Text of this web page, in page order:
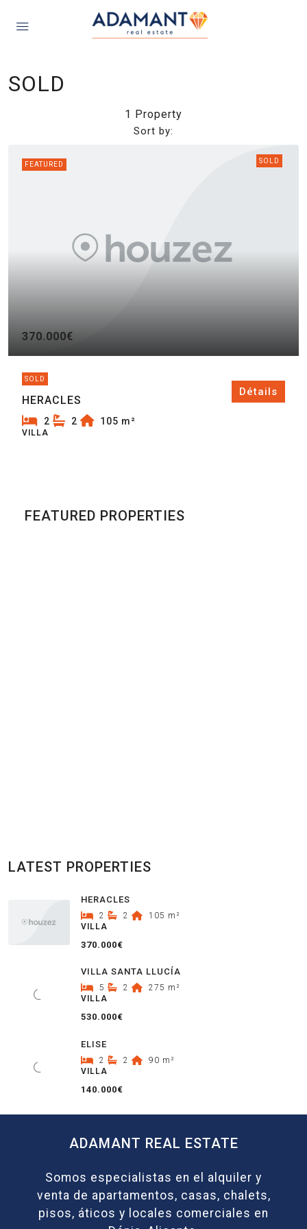
SOLD
1 Property
Sort by:
FEATURED SOLD
370.000€
SOLD
HERACLES
2 2 105 m²
VILLA
Détails
FEATURED PROPERTIES
LATEST PROPERTIES
HERACLES
2 2 105 m²
VILLA
370.000€
VILLA SANTA LLUCÍA
5 2 275 m²
VILLA
530.000€
ELISE
2 2 90 m²
VILLA
140.000€
ADAMANT REAL ESTATE
Somos especialistas en el alquiler y
venta de apartamentos, casas, chalets,
pisos, áticos y locales comerciales en